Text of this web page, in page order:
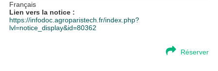
Français
Lien vers la notice :
https://infodoc.agroparistech.fr/index.php?
lvl=notice_display&id=80362
Réserver